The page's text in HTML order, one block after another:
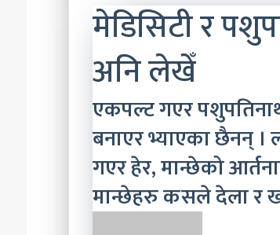
मेडिसिटी र
अनि लेखेँ
एकपल्ट गएर
बनाएर भ्याएका छैनन्
गएर हेर, मान्छेको
मान्छेहरु कसले देला र